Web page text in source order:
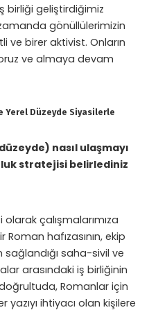
birliği geliştirdiğimiz
gönüllülerimizin
ve birer aktivist. Onların
ve almaya devam
Yerel Düzeyde Siyasilerle
nasıl ulaşmayı
stratejisi belirlediniz
çalışmalarımıza
hafızasının, ekip
sağlandığı saha-sivil ve
arasındaki iş birliğinin
Romanlar için
yazıyı ihtiyacı olan kişilere